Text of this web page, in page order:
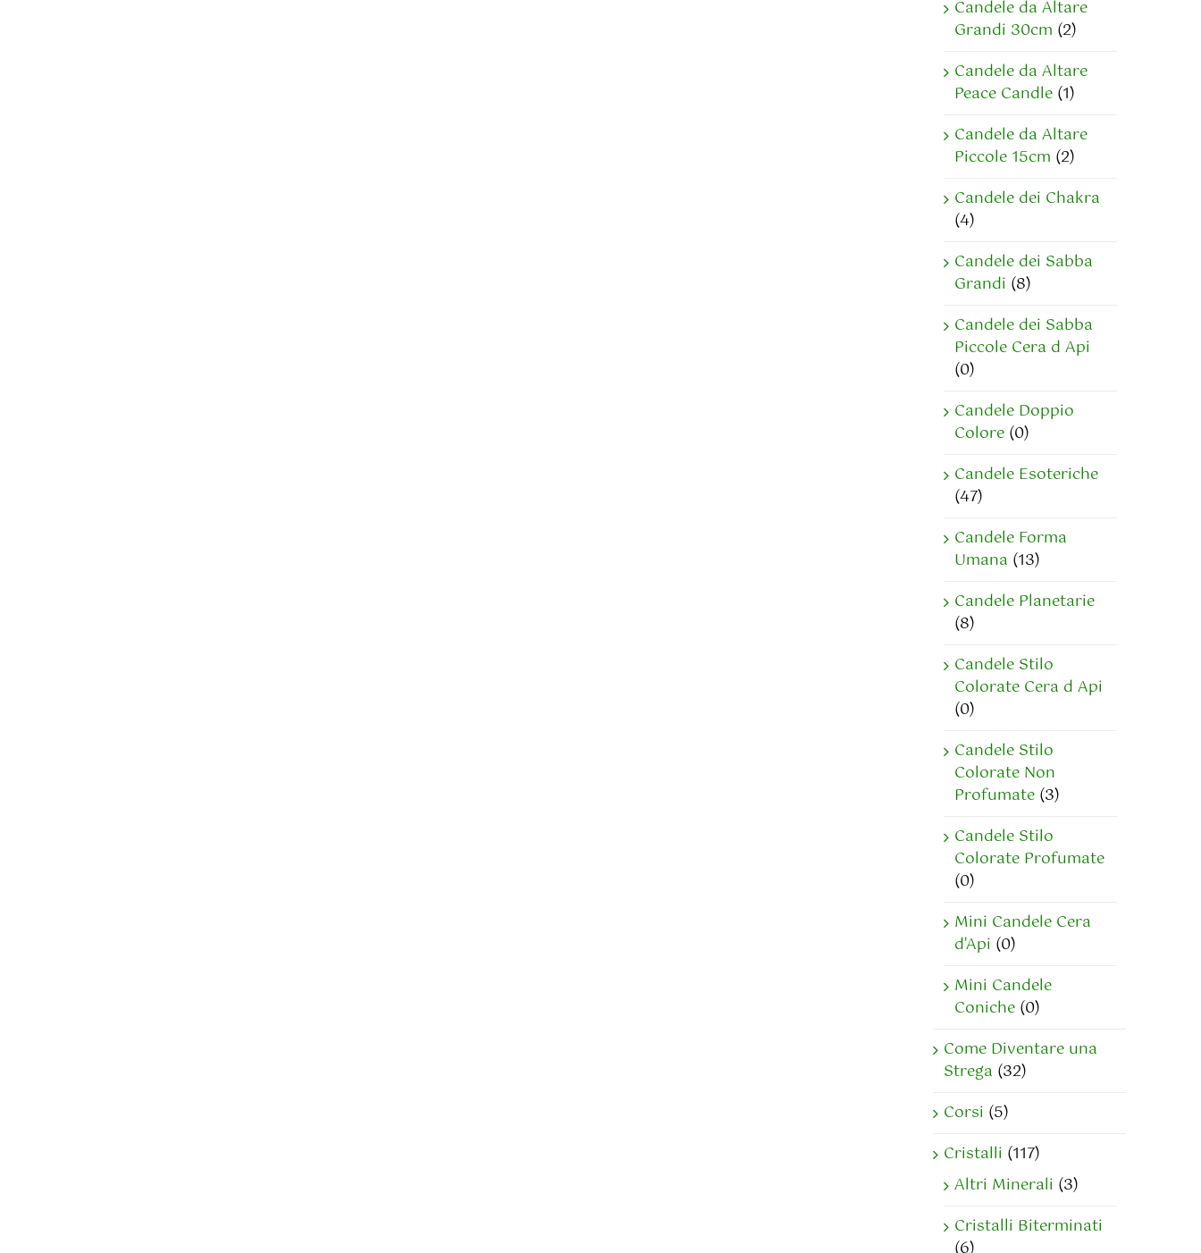
Candele da Altare
Grandi 30cm (2)
Candele da Altare
Peace Candle (1)
Candele da Altare
Piccole 15cm (2)
Candele dei Chakra
(4)
Candele dei Sabba
Grandi (8)
Candele dei Sabba
Piccole Cera d Api
(0)
Candele Doppio
Colore (0)
Candele Esoteriche
(47)
Candele Forma
Umana (13)
Candele Planetarie
(8)
Candele Stilo
Colorate Cera d Api
(0)
Candele Stilo
Colorate Non
Profumate (3)
Candele Stilo
Colorate Profumate
(0)
Mini Candele Cera
d'Api (0)
Mini Candele
Coniche (0)
Come Diventare una
Strega (32)
Corsi (5)
Cristalli (117)
Altri Minerali (3)
Cristalli Biterminati